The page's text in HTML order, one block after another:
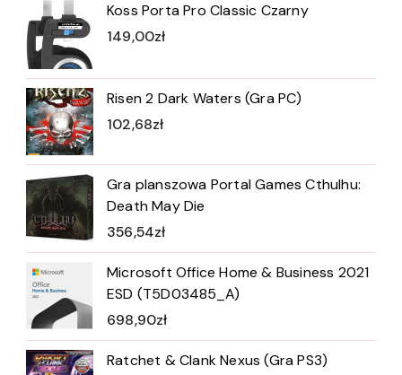
Koss Porta Pro Classic Czarny
149,00zł
Risen 2 Dark Waters (Gra PC)
102,68zł
Gra planszowa Portal Games Cthulhu:
Death May Die
356,54zł
Microsoft Office Home & Business 2021
ESD (T5D03485_A)
698,90zł
Ratchet & Clank Nexus (Gra PS3)